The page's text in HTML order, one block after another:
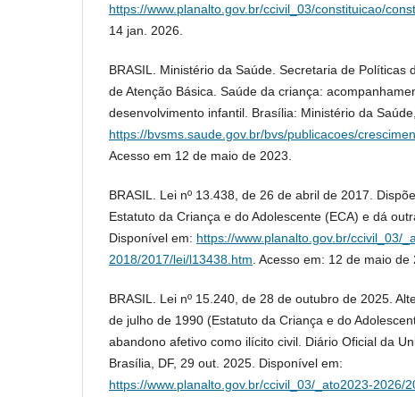
https://www.planalto.gov.br/ccivil_03/constituicao/
14 jan. 2026.
BRASIL. Ministério da Saúde. Secretaria de Políticas
de Atenção Básica. Saúde da criança:
desenvolvimento infantil. Brasília: Ministério da
https://bvsms.saude.gov.br/bvs/publicacoes/
Acesso em 12 de maio de 2023.
BRASIL. Lei nº 13.438, de 26 de abril de 2017.
Estatuto da Criança e do Adolescente (ECA) e dá
Disponível em: https://www.planalto.gov.br/ccivil_03/
2018/2017/lei/l13438.htm . Acesso em: 12 de maio de
BRASIL. Lei nº 15.240, de 28 de outubro de 2025.
de julho de 1990 (Estatuto da Criança e do
abandono afetivo como ilícito civil. Diário Oficial da
Brasília, DF, 29 out. 2025. Disponível em:
https://www.planalto.gov.br/ccivil_03/_ato2023-2026/